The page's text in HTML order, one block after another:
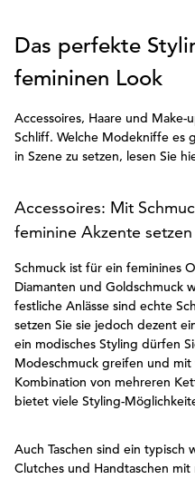
Das perfekte
femininen Look
Accessoires, Haare und
Schliff. Welche Modekniffe es
in Szene zu setzen, lesen Sie
Accessoires: Mit
feminine Akzente setzen
Schmuck ist für ein feminines
Diamanten und Goldschmuck
festliche Anlässe sind echte
setzen Sie sie jedoch dezent
ein modisches Styling dürfen
Modeschmuck greifen und mit
Kombination von mehreren
bietet viele Styling-
Auch Taschen sind ein typisch
Clutches und Handtaschen